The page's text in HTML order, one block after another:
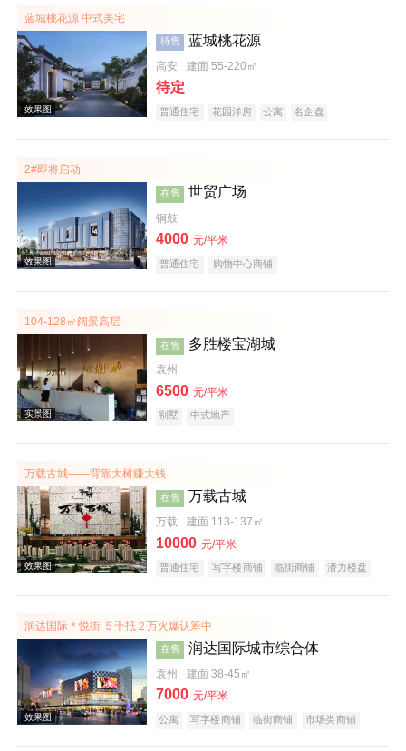
实景图
效果图
蓝城桃花源 中式美宅
效果图
待售 蓝城桃花源
高安 建面 55-220㎡
待定
普通住宅 花园洋房 公寓 名企盘
2#即将启动
在售 世贸广场
铜鼓
4000 元/平米
普通住宅 购物中心商铺
104-128㎡阔景高层
在售 多胜楼宝湖城
袁州
6500 元/平米
别墅 中式地产
万载古城——背靠大树赚大钱
在售 万载古城
万载 建面 113-137㎡
10000 元/平米
普通住宅 写字楼商铺 临街商铺 潜力楼盘
润达国际＊悦街 ５千抵２万火爆认筹中
在售 润达国际城市综合体
袁州 建面 38-45㎡
7000 元/平米
公寓 写字楼商铺 临街商铺
市场类商铺